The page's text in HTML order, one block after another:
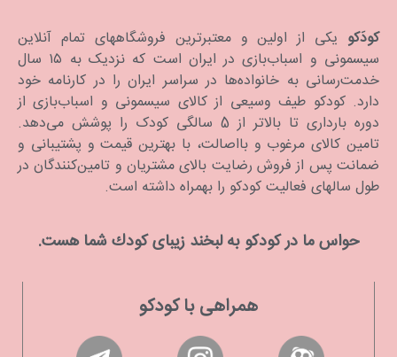
کودَکو یکی از اولین و معتبرترین فروشگاههای تمام آنلاین
سیسمونی و اسباب‌بازی در ایران است که نزدیک به ۱۵ سال
خدمت‌رسانی به خانواده‌ها در سراسر ایران را در کارنامه خود
دارد. كودكو طیف وسیعی از کالای سیسمونی و اسباب‌بازی از
دوره بارداری تا بالاتر از 5 سالگی کودک را پوشش می‌دهد.
تامین کالای مرغوب و بااصالت، با بهترین قیمت و پشتیبانی و
ضمانت پس از فروش رضایت بالای مشتریان و تامین‌کنندگان در
طول سالهای فعالیت کودکو را بهمراه داشته است.
حواس ما در كودكو به لبخند زیبای كودك شما هست.
همراهی با کودکو